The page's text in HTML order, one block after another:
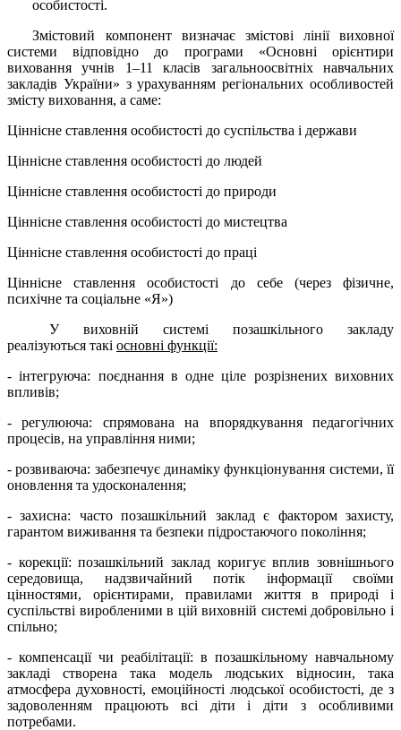
особистості.
Змістовий компонент визначає змістові лінії виховної
системи відповідно до програми «Основні орієнтири
виховання учнів 1–11 класів загальноосвітніх навчальних
закладів України» з урахуванням регіональних особливостей
змісту виховання, а саме:
Ціннісне ставлення особистості до суспільства і держави
Ціннісне ставлення особистості до людей
Ціннісне ставлення особистості до природи
Ціннісне ставлення особистості до мистецтва
Ціннісне ставлення особистості до праці
Ціннісне ставлення особистості до себе (через фізичне,
психічне та соціальне «Я»)
У виховній системі позашкільного закладу
реалізуються такі основні функції:
- інтегруюча: поєднання в одне ціле розрізнених виховних
впливів;
- регулююча: спрямована на впорядкування педагогічних
процесів, на управління ними;
- розвиваюча: забезпечує динаміку функціонування системи, її
оновлення та удосконалення;
- захисна: часто позашкільний заклад є фактором захисту,
гарантом виживання та безпеки підростаючого покоління;
- корекції: позашкільний заклад коригує вплив зовнішнього
середовища, надзвичайний потік інформації своїми
цінностями, орієнтирами, правилами життя в природі і
суспільстві виробленими в цій виховній системі добровільно і
спільно;
- компенсації чи реабілітації: в позашкільному навчальному
закладі створена така модель людських відносин, така
атмосфера духовності, емоційності людської особистості, де з
задоволенням працюють всі діти і діти з особливими
потребами.